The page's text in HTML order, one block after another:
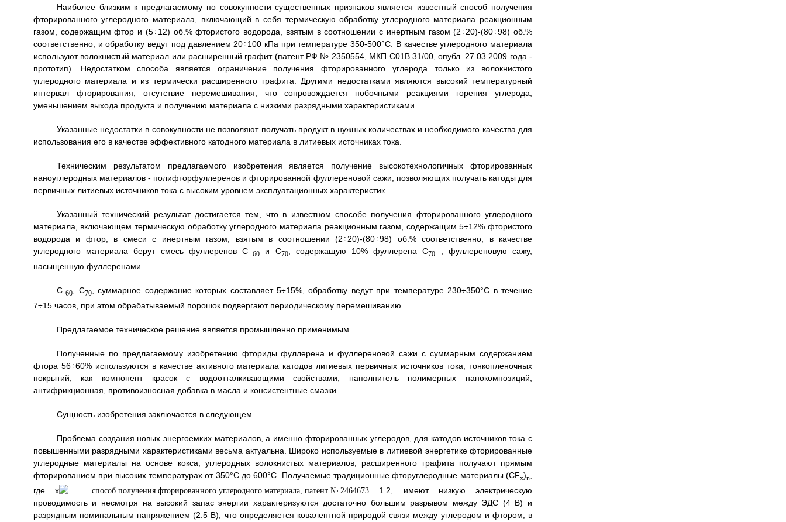
Наиболее близким к предлагаемому по совокупности существенных признаков является известный способ получения
фторированного углеродного материала, включающий в себя термическую обработку углеродного материала реакционным
газом, содержащим фтор и (5÷12) об.% фтористого водорода, взятым в соотношении с инертным газом (2÷20)-(80÷98) об.%
соответственно, и обработку ведут под давлением 20÷100 кПа при температуре 350-500°C. В качестве углеродного материала
используют волокнистый материал или расширенный графит (патент РФ № 2350554, МКП C01B 31/00, опубл. 27.03.2009 года -
прототип). Недостатком способа является ограничение получения фторированного углерода только из волокнистого
углеродного материала и из термически расширенного графита. Другими недостатками являются высокий температурный
интервал фторирования, отсутствие перемешивания, что сопровождается побочными реакциями горения углерода,
уменьшением выхода продукта и получению материала с низкими разрядными характеристиками.
Указанные недостатки в совокупности не позволяют получать продукт в нужных количествах и необходимого качества для
использования его в качестве эффективного катодного материала в литиевых источниках тока.
Техническим результатом предлагаемого изобретения является получение высокотехнологичных фторированных
наноуглеродных материалов - полифторфуллеренов и фторированной фуллереновой сажи, позволяющих получать катоды для
первичных литиевых источников тока с высоким уровнем эксплуатационных характеристик.
Указанный технический результат достигается тем, что в известном способе получения фторированного углеродного
материала, включающем термическую обработку углеродного материала реакционным газом, содержащим 5÷12% фтористого
водорода и фтор, в смеси с инертным газом, взятым в соотношении (2÷20)-(80÷98) об.% соответственно, в качестве
углеродного материала берут смесь фуллеренов C60 и C70, содержащую 10% фуллерена C70
, фуллереновую сажу,
насыщенную фуллеренами.
C60 , C70, суммарное содержание которых составляет 5÷15%, обработку ведут при температуре 230÷350°C в течение
7÷15 часов, при этом обрабатываемый порошок подвергают периодическому перемешиванию.
Предлагаемое техническое решение является промышленно применимым.
Полученные по предлагаемому изобретению фториды фуллерена и фуллереновой сажи с суммарным содержанием
фтора 56÷60% используются в качестве активного материала катодов литиевых первичных источников тока, тонкопленочных
покрытий, как компонент красок с водоотталкивающими свойствами, наполнитель полимерных нанокомпозиций,
антифрикционная, противоизносная добавка в масла и консистентные смазки.
Сущность изобретения заключается в следующем.
Проблема создания новых энергоемких материалов, а именно фторированных углеродов, для катодов источников тока с
повышенными разрядными характеристиками весьма актуальна. Широко используемые в литиевой энергетике фторированные
углеродные материалы на основе кокса, углеродных волокнистых материалов, расширенного графита получают прямым
фторированием при высоких температурах от 350°C до 600°C. Получаемые традиционные фторуглеродные материалы (CFx)n
где х
1.2, имеют низкую электрическую
проводимость и несмотря на высокий запас энергии характеризуются достаточно большим разрывом между ЭДС (4 В) и
разрядным номинальным напряжением (2.5 В), что определяется ковалентной природой связи между углеродом и фтором, в